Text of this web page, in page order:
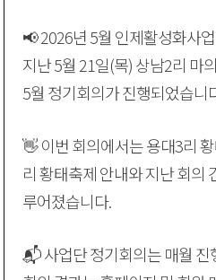
📢 2026년 5월 인제활성화사
지난 5월 21일(목) 상남2리 마
5월 정기회의가 진행되었습니
👋 이번 회의에서는 용대3리
리 황태축제 안내와 지난 회의
루어졌습니다.
📬 사업단 정기회의는 매월 진